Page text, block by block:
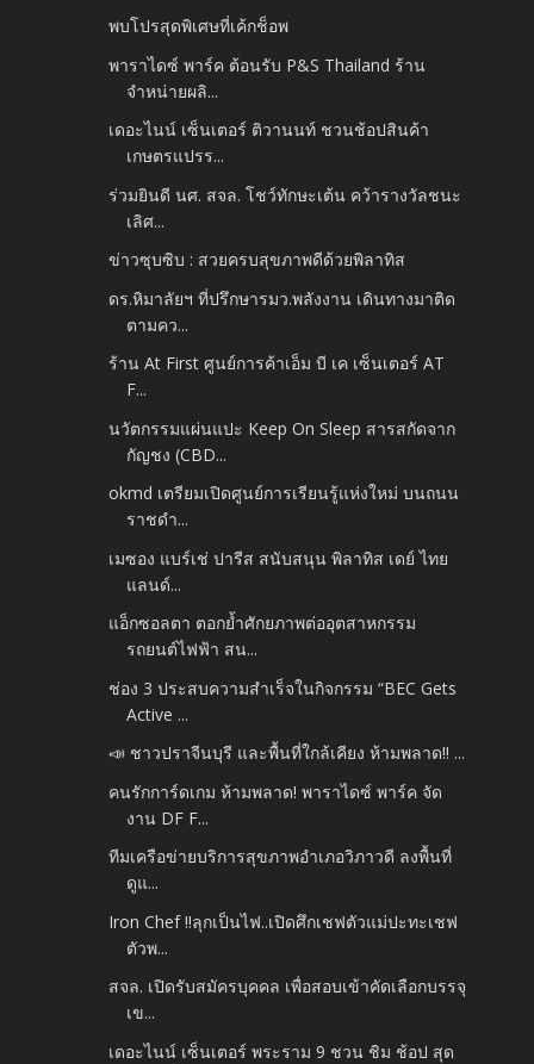
พบโปรสุดพิเศษที่เค้กช็อพ
พาราไดซ์ พาร์ค ต้อนรับ P&S Thailand ร้าน
จำหน่ายผลิ...
เดอะไนน์ เซ็นเตอร์ ติวานนท์ ชวนช้อปสินค้า
เกษตรแปรร...
ร่วมยินดี นศ. สจล. โชว์ทักษะเต้น คว้ารางวัลชนะ
เลิศ...
ข่าวซุบซิบ : สวยครบสุขภาพดีด้วยพิลาทิส
ดร.หิมาลัยฯ ที่ปรึกษารมว.พลังงาน เดินทางมาติด
ตามคว...
ร้าน At First ศูนย์การค้าเอ็ม บี เค เซ็นเตอร์ AT
F...
นวัตกรรมแผ่นแปะ Keep On Sleep สารสกัดจาก
กัญชง (CBD...
okmd เตรียมเปิดศูนย์การเรียนรู้แห่งใหม่ บนถนน
ราชดำ...
เมซอง แบร์เช่ ปารีส สนับสนุน พิลาทิส เดย์ ไทย
แลนด์...
แอ็กซอลตา ตอกย้ำศักยภาพต่ออุตสาหกรรม
รถยนต์ไฟฟ้า สน...
ช่อง 3 ประสบความสำเร็จในกิจกรรม “BEC Gets
Active ...
📣 ชาวปราจีนบุรี และพื้นที่ใกล้เคียง ห้ามพลาด‼️ ...
คนรักการ์ดเกม ห้ามพลาด! พาราไดซ์ พาร์ค จัด
งาน DF F...
ทีมเครือข่ายบริการสุขภาพอำเภอวิภาวดี ลงพื้นที่
ดูแ...
Iron Chef !!ลุกเป็นไฟ..เปิดศึกเชฟตัวแม่ปะทะเชฟ
ตัวพ...
สจล. เปิดรับสมัครบุคคล เพื่อสอบเข้าคัดเลือกบรรจุ
เข...
เดอะไนน์ เซ็นเตอร์ พระราม 9 ชวน ชิม ช้อป สุด